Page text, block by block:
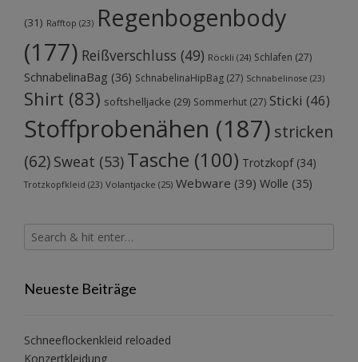
(31) Rafftop (23) Regenbogenbody
(177) Reißverschluss (49) Röckli (24) Schlafen (27)
SchnabelinaBag (36) SchnabelinaHipBag (27) Schnabelinose (23)
Shirt (83) softshelljacke (29) Sommerhut (27) Sticki (46)
Stoffprobenähen (187) stricken
(62) Sweat (53) Tasche (100) Trotzkopf(34)
Trotzkopfkleid (23) Volantjacke (25) Webware (39) Wolle (35)
Neueste Beiträge
Schneeflockenkleid reloaded
Konzertkleidung